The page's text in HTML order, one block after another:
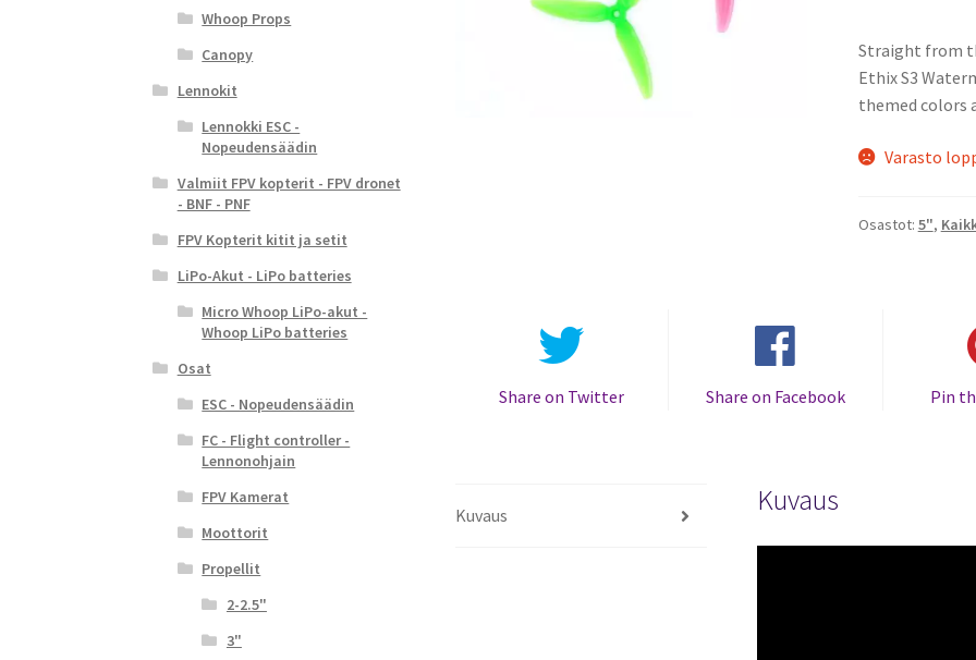
Straight from
Ethix S3
themed colors
Varasto
Osastot: 5",
Share on Twitter Share on Facebook Pin
Kuvaus Kuvaus
Whoop Props
Canopy
Lennokit
Lennokki ESC -
Nopeudensäädin
Valmiit FPV kopterit - FPV dronet
- BNF - PNF
FPV Kopterit kitit ja setit
LiPo-Akut - LiPo batteries
Micro Whoop LiPo-akut -
Whoop LiPo batteries
Osat
ESC - Nopeudensäädin
FC - Flight controller -
Lennonohjain
FPV Kamerat
Moottorit
Propellit
2-2.5"
3"